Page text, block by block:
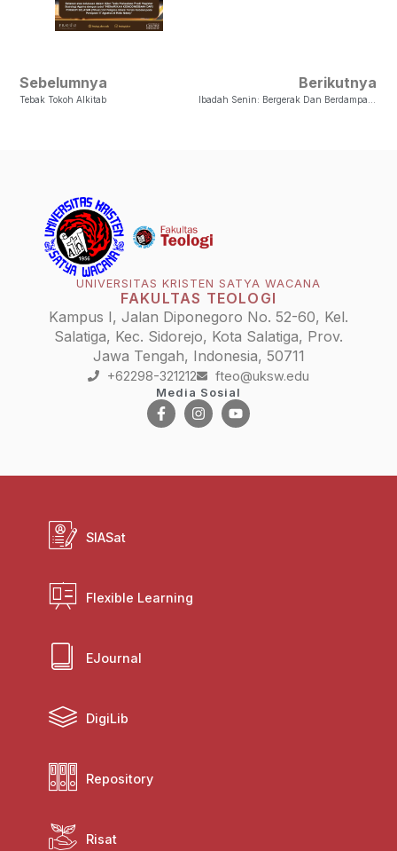
Sebelumnya
Tebak Tokoh Alkitab
Berikutnya
UNIVERSITAS KRISTEN SATYA WACANA
FAKULTAS TEOLOGI
Kampus I, Jalan Diponegoro No. 52-60, Kel.
Salatiga, Kec. Sidorejo, Kota Salatiga, Prov.
Jawa Tengah, Indonesia, 50711
+62298-321212 fteo@uksw.edu
Media Sosial
SIASat
Flexible Learning
EJournal
DigiLib
Repository
Risat